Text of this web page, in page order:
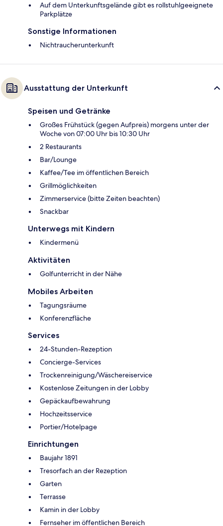
Auf dem Unterkunftsgelände gibt es rollstuhlgeeignete
Parkplätze
Sonstige Informationen
Nichtraucherunterkunft
Ausstattung der Unterkunft
Speisen und Getränke
Großes Frühstück (gegen Aufpreis) morgens unter der
Woche von 07:00 Uhr bis 10:30 Uhr
2 Restaurants
Bar/Lounge
Kaffee/Tee im öffentlichen Bereich
Grillmöglichkeiten
Zimmerservice (bitte Zeiten beachten)
Snackbar
Unterwegs mit Kindern
Kindermenü
Aktivitäten
Golfunterricht in der Nähe
Mobiles Arbeiten
Tagungsräume
Konferenzfläche
Services
24-Stunden-Rezeption
Concierge-Services
Trockenreinigung/Wäschereiservice
Kostenlose Zeitungen in der Lobby
Gepäckaufbewahrung
Hochzeitsservice
Portier/Hotelpage
Einrichtungen
Baujahr 1891
Tresorfach an der Rezeption
Garten
Terrasse
Kamin in der Lobby
Fernseher im öffentlichen Bereich